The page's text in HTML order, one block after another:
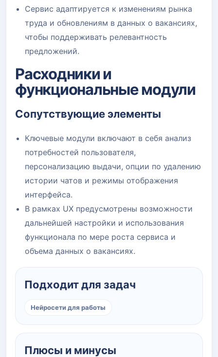
Сервис адаптируется к изменениям рынка
труда и обновлениям в данных о вакансиях,
чтобы поддерживать релевантность
предложений.
Расходники и
функциональные модули
Сопутствующие элементы
Ключевые модули включают в себя анализ
потребностей пользователя,
персонализацию выдачи, опции по удалению
истории чатов и режимы отображения
интерфейса.
В рамках UX предусмотрены возможности
дальнейшей настройки и использования
функционала по мере роста сервиса и
объема данных о вакансиях.
Подходит для задач
Нейросети для работы
Плюсы и минусы